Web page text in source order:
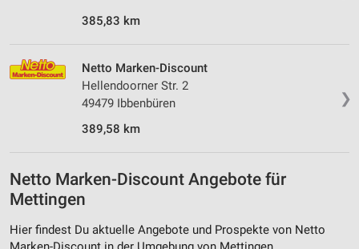
385,83 km
❯
Netto Marken-Discount
Hellendoorner Str. 2
49479 Ibbenbüren
389,58 km
Netto Marken-Discount Angebote für
Mettingen
Hier findest Du aktuelle Angebote und Prospekte von Netto